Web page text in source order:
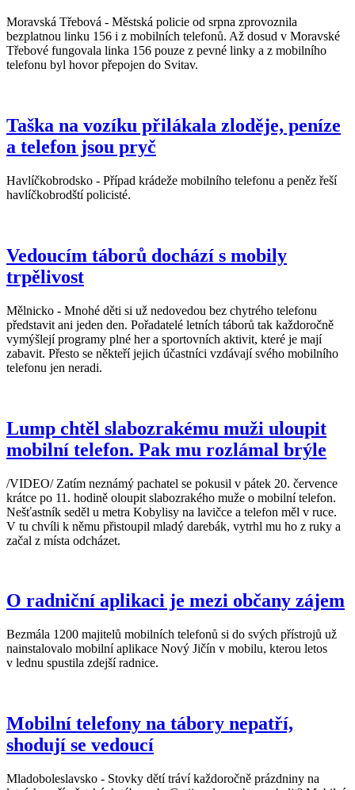
Moravská Třebová - Městská policie od srpna zprovoznila
bezplatnou linku 156 i z mobilních telefonů. Až dosud v Moravské
Třebové fungovala linka 156 pouze z pevné linky a z mobilního
telefonu byl hovor přepojen do Svitav.
Taška na vozíku přilákala zloděje, peníze
a telefon jsou pryč
Havlíčkobrodsko - Případ krádeže mobilního telefonu a peněz řeší
havlíčkobrodští policisté.
Vedoucím táborů dochází s mobily
trpělivost
Mělnicko - Mnohé děti si už nedovedou bez chytrého telefonu
představit ani jeden den. Pořadatelé letních táborů tak každoročně
vymýšlejí programy plné her a sportovních aktivit, které je mají
zabavit. Přesto se někteří jejich účastníci vzdávají svého mobilního
telefonu jen neradi.
Lump chtěl slabozrakému muži uloupit
mobilní telefon. Pak mu rozlámal brýle
/VIDEO/ Zatím neznámý pachatel se pokusil v pátek 20. července
krátce po 11. hodině oloupit slabozrakého muže o mobilní telefon.
Nešťastník seděl u metra Kobylisy na lavičce a telefon měl v ruce.
V tu chvíli k němu přistoupil mladý darebák, vytrhl mu ho z ruky a
začal z místa odcházet.
O radniční aplikaci je mezi občany zájem
Bezmála 1200 majitelů mobilních telefonů si do svých přístrojů už
nainstalovalo mobilní aplikace Nový Jičín v mobilu, kterou letos
v lednu spustila zdejší radnice.
Mobilní telefony na tábory nepatří,
shodují se vedoucí
Mladoboleslavsko - Stovky dětí tráví každoročně prázdniny na